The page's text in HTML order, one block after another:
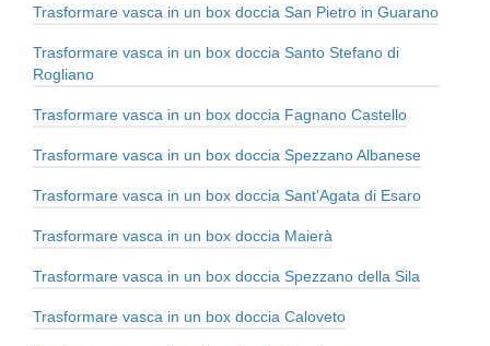
Trasformare vasca in un box doccia San Pietro in Guarano
Trasformare vasca in un box doccia Santo Stefano di
Rogliano
Trasformare vasca in un box doccia Fagnano Castello
Trasformare vasca in un box doccia Spezzano Albanese
Trasformare vasca in un box doccia Sant'Agata di Esaro
Trasformare vasca in un box doccia Maierà
Trasformare vasca in un box doccia Spezzano della Sila
Trasformare vasca in un box doccia Caloveto